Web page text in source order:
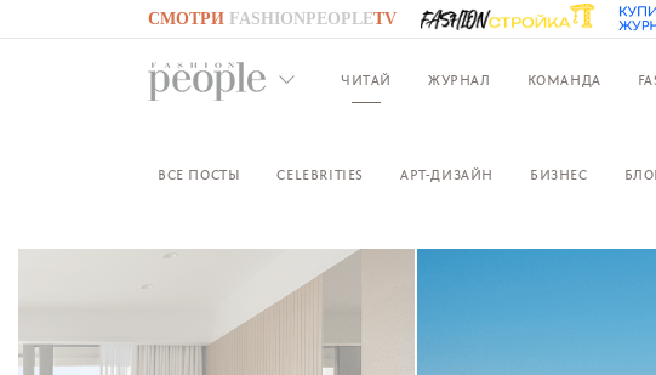
СМОТРИ FASHIONPEOPLETV
GO TO FASHIONPEOPLE
ЧИТАЙ ЖУРНАЛ КОМАНДА
ВСЕ ПОСТЫ CELEBRITIES АРТ-ДИЗАЙН БИЗНЕС